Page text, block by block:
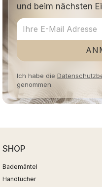
und beim nächsten
Ich habe die
genommen.
SHOP
Bademäntel
Handtücher